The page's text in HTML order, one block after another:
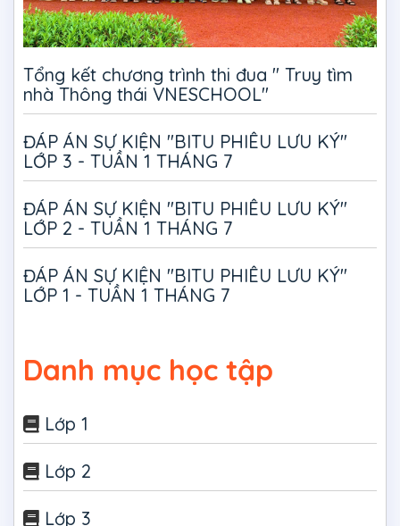
Tổng kết chương trình thi đua " Truy tìm
nhà Thông thái VNESCHOOL"
ĐÁP ÁN SỰ KIỆN "BITU PHIÊU LƯU KÝ"
LỚP 3 - TUẦN 1 THÁNG 7
ĐÁP ÁN SỰ KIỆN "BITU PHIÊU LƯU KÝ"
LỚP 2 - TUẦN 1 THÁNG 7
ĐÁP ÁN SỰ KIỆN "BITU PHIÊU LƯU KÝ"
LỚP 1 - TUẦN 1 THÁNG 7
Danh mục học tập
Lớp 1
Lớp 2
Lớp 3